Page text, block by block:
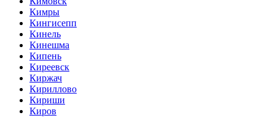
Кимры
Кингисепп
Кинель
Кинешма
Кипень
Киреевск
Киржач
Кириллово
Кириши
Киров